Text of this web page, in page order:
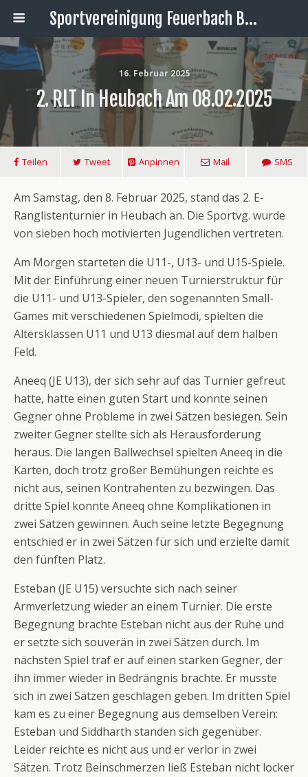
Sportvereinigung Feuerbach Badminton
16. Februar 2025
2. RLT In Heubach Am 08.02.2025
Teilen Tweet Anpinnen Mail SMS
Am Samstag, den 8. Februar 2025, stand das 2. E-
Ranglistenturnier in Heubach an. Die Sportvg. wurde
von sieben hoch motivierten Jugendlichen vertreten.
Am Morgen starteten die U11-, U13- und U15-Spiele.
Mit der Einführung einer neuen Turnierstruktur für
die U11- und U13-Spieler, den sogenannten Small-
Games mit verschiedenen Spielmodi, spielten die
Altersklassen U11 und U13 diesmal auf dem halben
Feld.
Aneeq (JE U13), der sich sehr auf das Turnier gefreut
hatte, hatte einen guten Start und konnte seinen
Gegner ohne Probleme in zwei Sätzen besiegen. Sein
zweiter Gegner stellte sich als Herausforderung
heraus. Die langen Ballwechsel spielten Aneeq in die
Karten, doch trotz großer Bemühungen reichte es
nicht aus, seinen Kontrahenten zu bezwingen. Das
dritte Spiel konnte Aneeq ohne Komplikationen in
zwei Sätzen gewinnen. Auch seine letzte Begegnung
entschied er in zwei Sätzen für sich und erzielte damit
den fünften Platz.
Esteban (JE U15) versuchte sich nach seiner
Armverletzung wieder an einem Turnier. Die erste
Begegnung brachte Esteban nicht aus der Ruhe und
er setzte sich souverän in zwei Sätzen durch. Im
nächsten Spiel traf er auf einen starken Gegner, der
ihn immer wieder in Bedrängnis brachte. Er musste
sich in zwei Sätzen geschlagen geben. Im dritten Spiel
kam es zu einer Begegnung aus demselben Verein:
Esteban und Siddharth standen sich gegenüber.
Leider reichte es nicht aus und er verlor in zwei
Sätzen. Trotz Beinschmerzen ließ Esteban nicht locker